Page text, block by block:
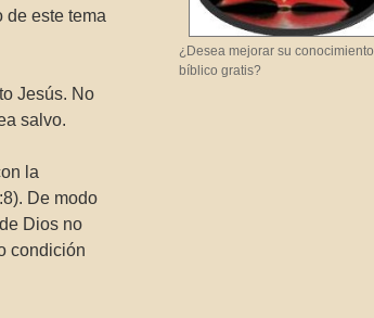
de este tema
Jesús. No
salvo.
la
De modo
Dios no
condición
¿Desea mejorar su conocimiento
bíblico gratis?